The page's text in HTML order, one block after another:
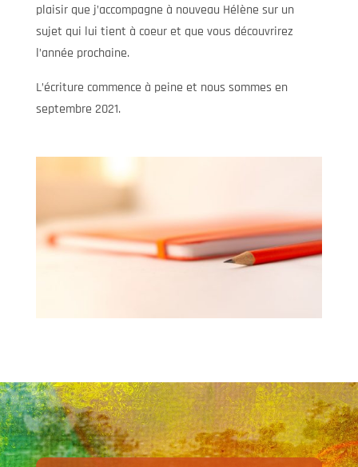
plaisir que j’accompagne à nouveau Hélène sur un
sujet qui lui tient à coeur et que vous découvrirez
l’année prochaine.
L’écriture commence à peine et nous sommes en
septembre 2021.